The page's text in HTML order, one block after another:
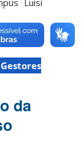
da